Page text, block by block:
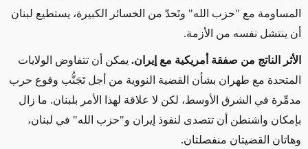
المساومة مع "حزب الله" وتَحدّ من الخسائر الكبيرة، يستطيع لبنان
أن ينتشل نفسه من الأزمة.
الأثر الناتج من صفقة أمريكية مع إيران.يمكن أن تتفاوض الولايات
المتحدة مع طهران بشأن القضية النووية من أجل تَجَنُّب وقوع حرب
مدمِّرة في الشرق الأوسط، لكن لا علاقة لهذا الأمر بلبنان. ما زال
بإمكان واشنطن أن تتصدى لنفوذ إيران و"حزب الله" في لبنان،
وهاتان القضيتان منفصلتان.